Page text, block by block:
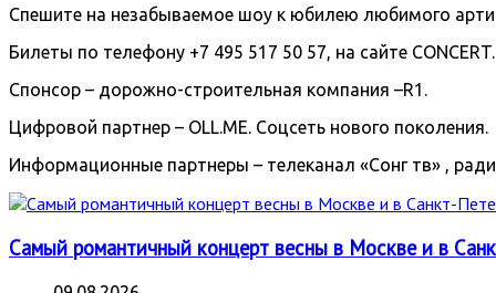
Спешите на незабываемое шоу к юбилею любимого
Билеты по телефону +7 495 517 50 57, на сайте
Спонсор – дорожно-строительная компания –R1.
Цифровой партнер – OLL.ME. Соцсеть нового поколения.
Информационные партнеры – телеканал «Сонг тв» ,
Самый романтичный концерт весны в Москве и в